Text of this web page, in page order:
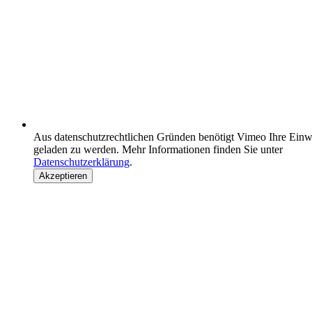
Aus datenschutzrechtlichen Gründen benötigt Vimeo Ihre
geladen zu werden. Mehr Informationen finden Sie unter
Datenschutzerklärung.
Akzeptieren